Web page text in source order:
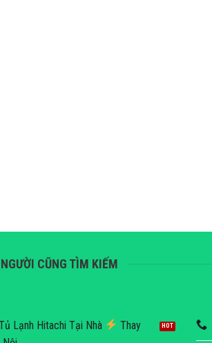
CŨNG TÌM KIẾM
Lạnh Hitachi Tại Nhà
Thay